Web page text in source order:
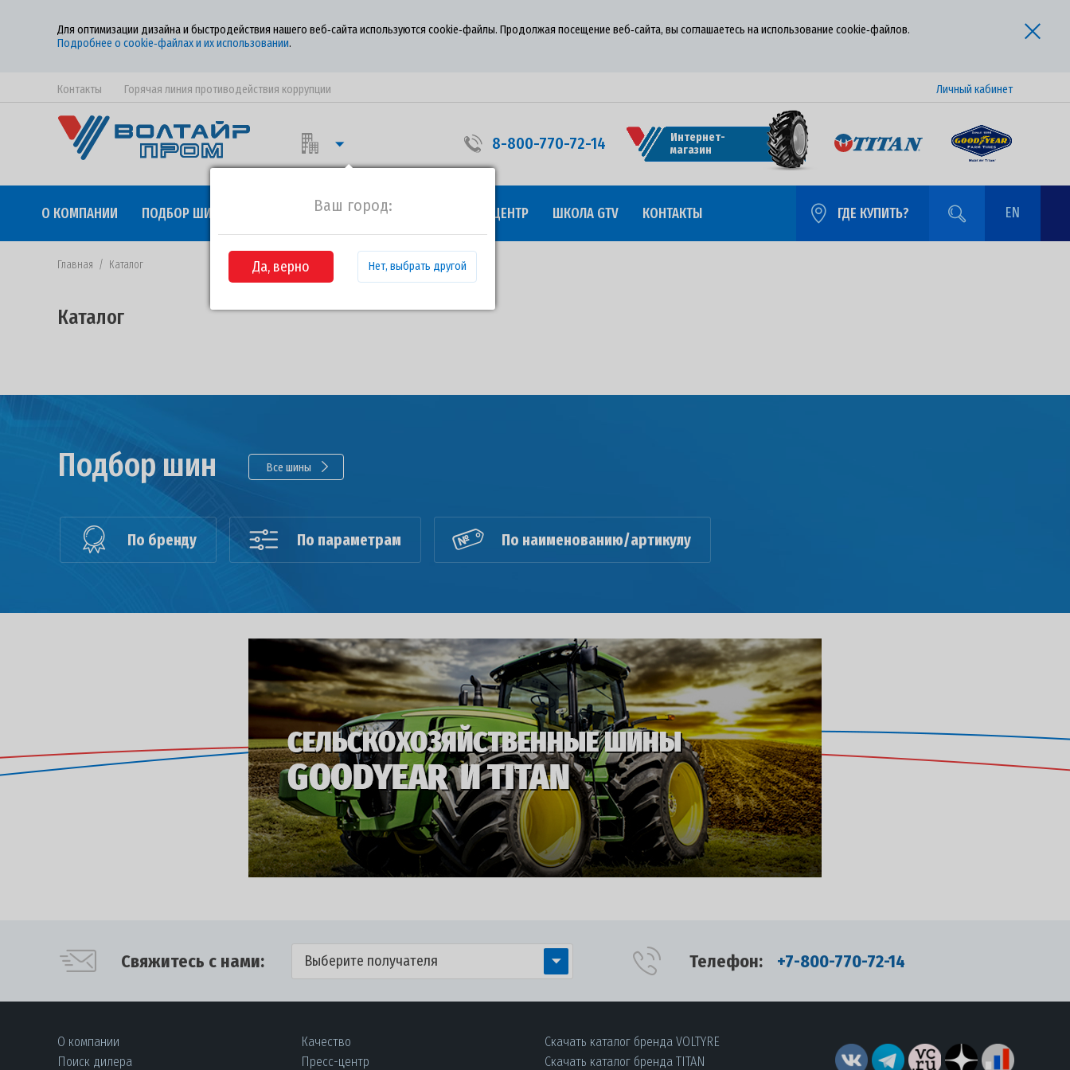
Для оптимизации дизайна и быстродействия нашего веб‑сайта используются cookie‑файлы. Продолжая посещение веб‑сайта, вы соглашаетесь на использование cookie‑файлов.
Подробнее о cookie‑файлах и их использовании.
Контакты Горячая линия противодействия коррупции Личный кабинет
Ваш город:
Да, верно Нет, выбрать другой
8-800-770-72-14
Интернет-
магазин
О КОМПАНИИ ПОДБОР ШИН СОТРУДНИЧЕСТВО ПРЕСС-ЦЕНТР ШКОЛА GTV КОНТАКТЫ ГДЕ КУПИТЬ? EN
Главная / Каталог
Каталог
Подбор шин Все шины
По бренду По параметрам По наименованию/артикулу
Свяжитесь с нами: Выберите получателя Телефон: +7-800-770-72-14
О компании
Поиск дилера
Качество
Пресс-центр
Скачать каталог бренда VOLTYRE
Скачать каталог бренда TITAN